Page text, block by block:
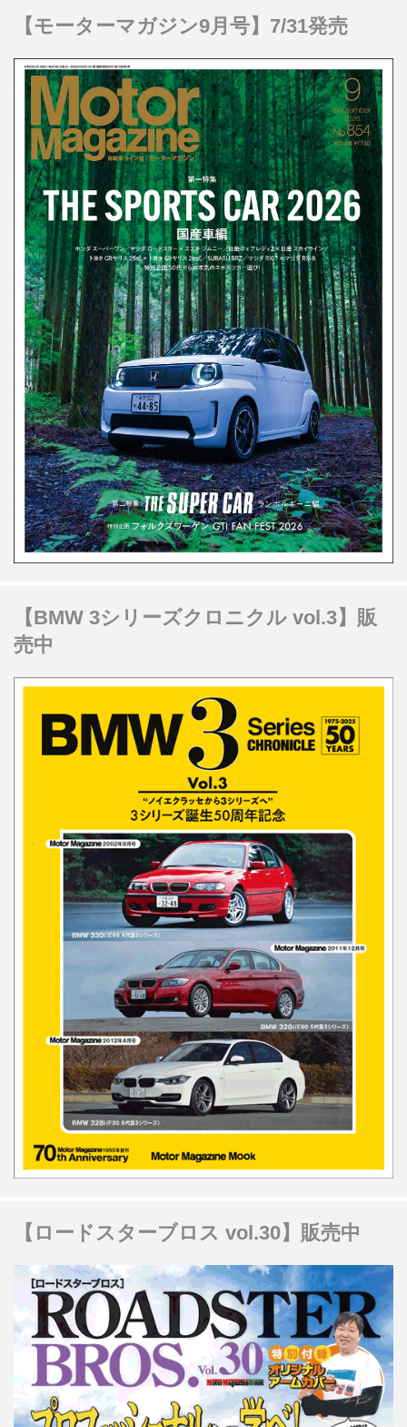
【モーターマガジン9月号】7/31発売
【BMW 3シリーズクロニクル vol.3】販
売中
【ロードスターブロス vol.30】販売中